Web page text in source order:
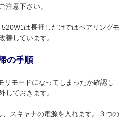
注意下さい。
は長押しだけではペアリングモ
善しています。
の手順
リモードになってしまったか確認し
しておきます。
、スキャナの電源を入れます。３つの